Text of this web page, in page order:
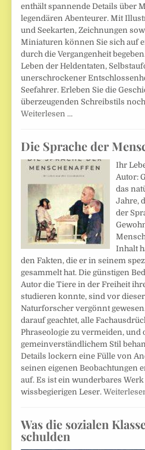
enthält spannende Details über
legendären Abenteurer. Mit
und Seekarten, Zeichnungen
Miniaturen können Sie sich auf
durch die Vergangenheit
Leben der Heldentaten,
unerschrockener
Seefahrer. Erleben Sie die
überzeugenden Schreibstils
Weiterlesen …
Die Sprache der
Ihr
Autor:
das
Jahre,
der
Inhalt
den Fakten, die er in seinem
gesammelt hat. Die günstigen
Autor die Tiere in der Freiheit
studieren konnte, sind vor
Naturforscher vergönnt
darauf geachtet, alle
Phraseologie zu vermeiden, und
gemeinverständlichem Stil
Details lockern eine Fülle von
seinen eigenen Beobachtungen
auf. Es ist ein wunderbares
wissbegierigen Leser.
Was die sozialen
schulden